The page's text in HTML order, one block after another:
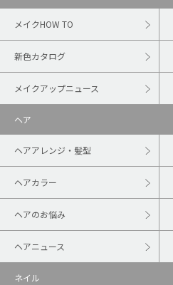
メイクHOW TO
新色カタログ
メイクアップニュース
ヘア
ヘアアレンジ・髪型
ヘアカラー
ヘアのお悩み
ヘアニュース
ネイル